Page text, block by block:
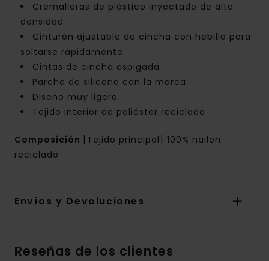
Cremalleras de plástico inyectado de alta
densidad
Cinturón ajustable de cincha con hebilla para
soltarse rápidamente
Cintas de cincha espigada
Parche de silicona con la marca
Diseño muy ligero
Tejido interior de poliéster reciclado
Composición
[Tejido principal] 100% nailon
reciclado
Envíos y Devoluciones
Reseñas de los clientes